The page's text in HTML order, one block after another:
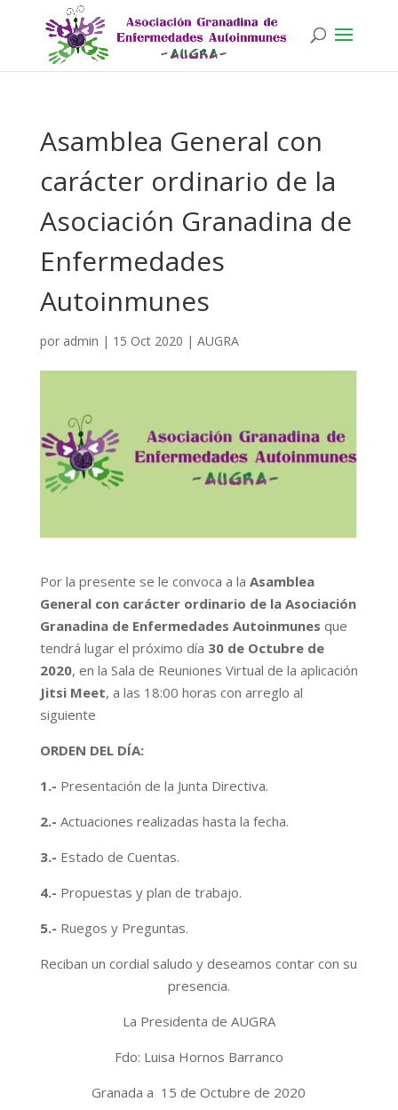
Asamblea General con
carácter ordinario de la
Asociación Granadina de
Enfermedades
Autoinmunes
por admin | 15 Oct 2020 | AUGRA
Por la presente se le convoca a la Asamblea
General con carácter ordinario de la Asociación
Granadina de Enfermedades Autoinmunes que
tendrá lugar el próximo día 30 de Octubre de
2020, en la Sala de Reuniones Virtual de la aplicación
Jitsi Meet, a las 18:00 horas con arreglo al
siguiente
ORDEN DEL DÍA:
1.- Presentación de la Junta Directiva.
2.- Actuaciones realizadas hasta la fecha.
3.- Estado de Cuentas.
4.- Propuestas y plan de trabajo.
5.- Ruegos y Preguntas.
Reciban un cordial saludo y deseamos contar con su
presencia.
La Presidenta de AUGRA
Fdo: Luisa Hornos Barranco
Granada a 15 de Octubre de 2020